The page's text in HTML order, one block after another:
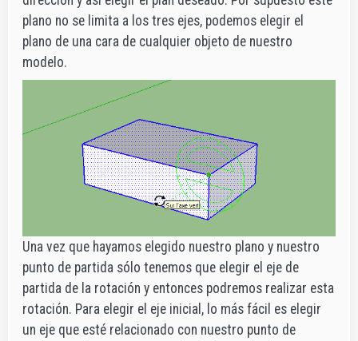
plano no se limita a los tres ejes, podemos elegir el
plano de una cara de cualquier objeto de nuestro
modelo.
Una vez que hayamos elegido nuestro plano y nuestro
punto de partida sólo tenemos que elegir el eje de
partida de la rotación y entonces podremos realizar esta
rotación. Para elegir el eje inicial, lo más fácil es elegir
un eje que esté relacionado con nuestro punto de